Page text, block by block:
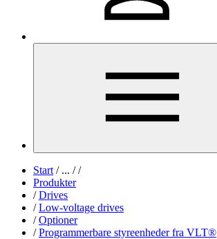
Start /... / /
Produkter
/ Drives
/ Low-voltage drives
/ Optioner
/ Programmerbare styreenheder fra VLT®